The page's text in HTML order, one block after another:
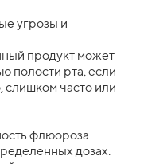
угрозы и
продукт может
полости рта, если
слишком часто или
флюороза
дозах.